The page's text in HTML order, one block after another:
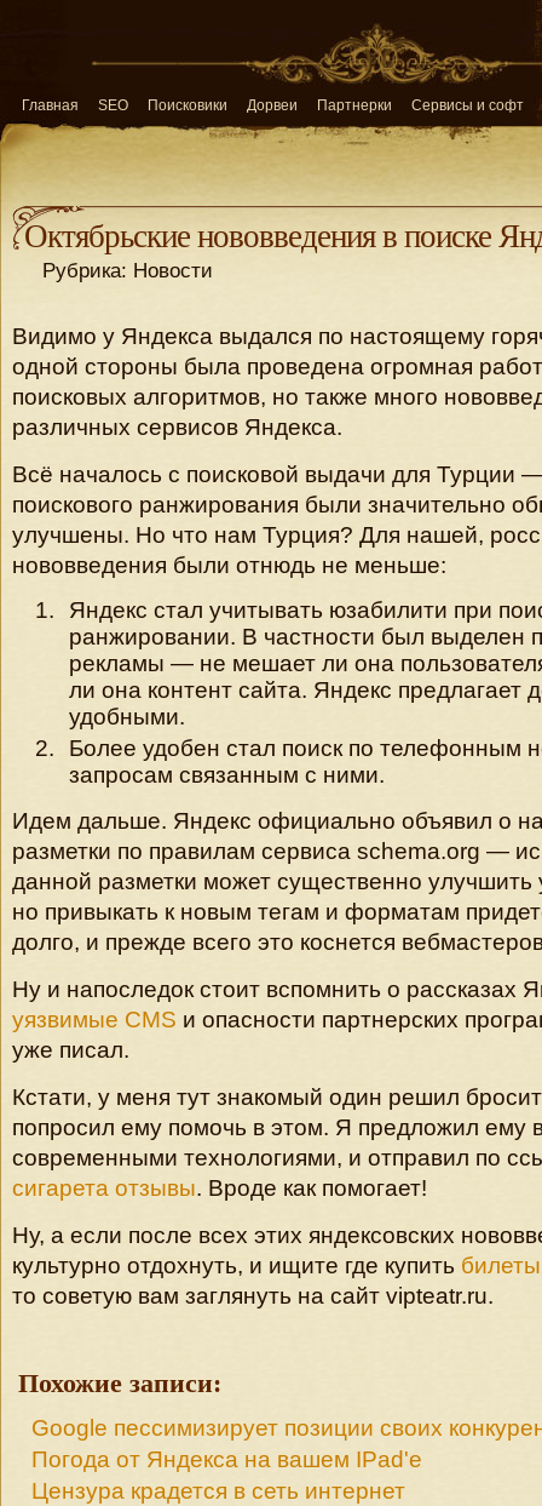
Главная SEO Поисковики Дорвеи Партнерки Сервисы и софт
Октябрьские нововведения в поиске
Рубрика: Новости
Видимо у Яндекса выдался по настоящему
одной стороны была проведена огромная
поисковых алгоритмов, но также много
различных сервисов Яндекса.
Всё началось с поисковой выдачи для Турции
поискового ранжирования были значительно
улучшены. Но что нам Турция? Для нашей,
нововведения были отнюдь не меньше:
Яндекс стал учитывать юзабилити при
ранжировании. В частности был выделен
рекламы — не мешает ли она
ли она контент сайта. Яндекс предлагает
удобными.
Более удобен стал поиск по телефонным
запросам связанным с ними.
Идем дальше. Яндекс официально объявил о
разметки по правилам сервиса schema.org —
данной разметки может существенно улучшить
но привыкать к новым тегам и форматам
долго, и прежде всего это коснется
Ну и напоследок стоит вспомнить о рассказах
уязвимые CMS и опасности партнерских
уже писал.
Кстати, у меня тут знакомый один решил
попросил ему помочь в этом. Я предложил ему
современными технологиями, и отправил по
сигарета отзывы. Вроде как помогает!
Ну, а если после всех этих яндексовских
культурно отдохнуть, и ищите где купить
то советую вам заглянуть на сайт vipteatr.ru.
Похожие записи:
Google пессимизирует позиции своих
Погода от Яндекса на вашем IPad'е
Цензура крадется в сеть интернет